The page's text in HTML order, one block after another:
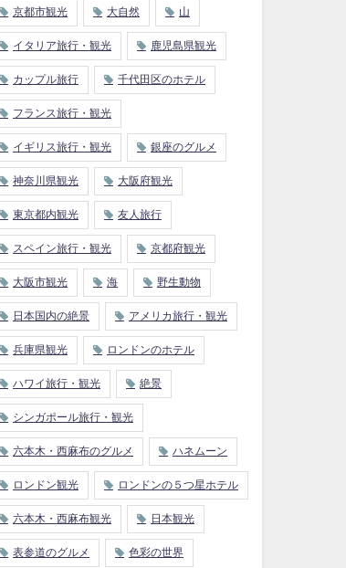
京都市観光 大自然 山
イタリア旅行・観光 鹿児島県観光
カップル旅行 千代田区のホテル
フランス旅行・観光
イギリス旅行・観光 銀座のグルメ
神奈川県観光 大阪府観光
東京都内観光 友人旅行
スペイン旅行・観光 京都府観光
大阪市観光 海 野生動物
日本国内の絶景 アメリカ旅行・観光
兵庫県観光 ロンドンのホテル
ハワイ旅行・観光 絶景
シンガポール旅行・観光
六本木・西麻布のグルメ ハネムーン
ロンドン観光 ロンドンの５つ星ホテル
六本木・西麻布観光 日本観光
表参道のグルメ 色彩の世界